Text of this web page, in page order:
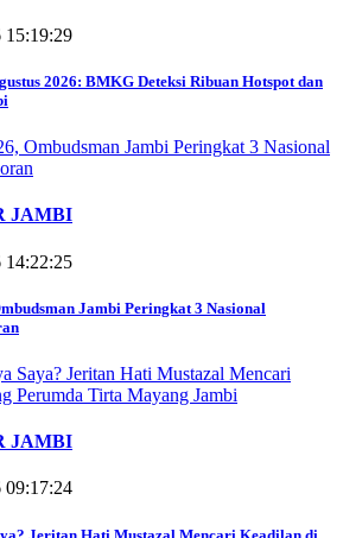
15:19:29
2026: BMKG Deteksi Ribuan Hotspot dan
JAMBI
14:22:25
Jambi Peringkat 3 Nasional
JAMBI
09:17:24